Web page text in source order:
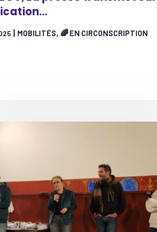
|MOBILITÉS,🌈 EN CIRCONSCRIPTION